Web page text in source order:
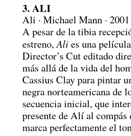
3. ALI
Ali · Michael Mann · 2001
A pesar de la tibia
estreno,Alies una
Director’s Cut editado
más allá de la vida del
Cassius Clay para pintar
negra norteamericana de
secuencia inicial, que
presente de Alí al
marca perfectamente el